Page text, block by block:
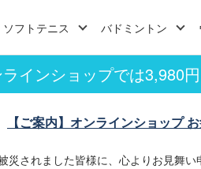
ソフトテニス バドミントン
インショップでは3,980
【ご案内】オンラインショップ
災されました皆様に、心よりお見舞